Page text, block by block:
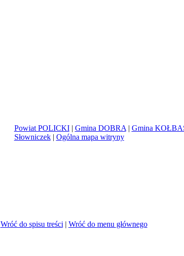
Powiat POLICKI| Gmina DOBRA | Gmina
Słowniczek| Ogólna mapa witryny
Wróć do spisu treści | Wróć do menu głównego